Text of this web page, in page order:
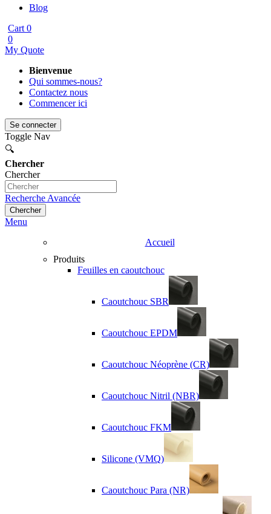
Blog
Cart 0
0
My Quote
Bienvenue
Qui sommes-nous?
Contactez nous
Commencer ici
Se connecter
Toggle Nav
🔍
Chercher
Chercher
Recherche Avancée
Chercher
Menu
Accueil
Produits
Feuilles en caoutchouc
Caoutchouc SBR
Caoutchouc EPDM
Caoutchouc Néoprène (CR)
Caoutchouc Nitril (NBR)
Caoutchouc FKM
Silicone (VMQ)
Caoutchouc Para (NR)